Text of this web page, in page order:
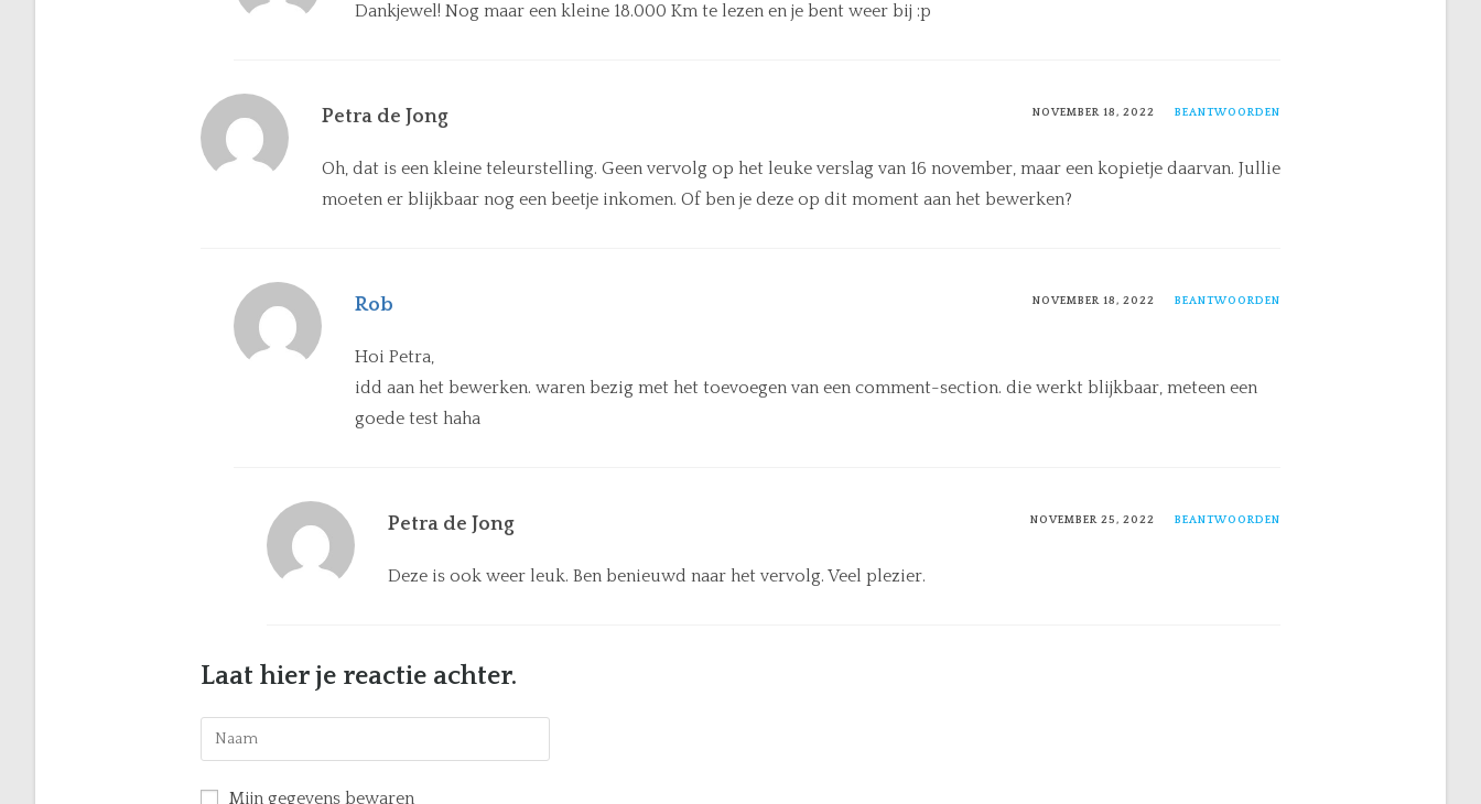
Dankjewel! Nog maar een kleine 18.000 Km te lezen en je bent weer bij :p
Petra de Jong NOVEMBER 18, 2022 BEANTWOORDEN
Oh, dat is een kleine teleurstelling. Geen vervolg op het leuke verslag van 16 november, maar een kopietje daarvan. Jullie
moeten er blijkbaar nog een beetje inkomen. Of ben je deze op dit moment aan het bewerken?
Rob NOVEMBER 18, 2022 BEANTWOORDEN
Hoi Petra,
idd aan het bewerken. waren bezig met het toevoegen van een comment-section. die werkt blijkbaar, meteen een
goede test haha
Petra de Jong NOVEMBER 25, 2022 BEANTWOORDEN
Deze is ook weer leuk. Ben benieuwd naar het vervolg. Veel plezier.
Laat hier je reactie achter.
Mijn gegevens bewaren